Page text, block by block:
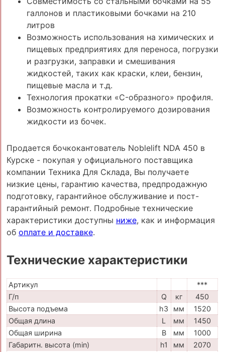
галлонов и пластиковыми бочками на 210
литров
Возможность использования на химических и
пищевых предприятиях для переноса, погрузки
и разгрузки, заправки и смешивания
жидкостей, таких как краски, клеи, бензин,
пищевые масла и т.д.
Технология прокатки «C-образного» профиля.
Возможность контролируемого дозирования
жидкости из бочек.
Продается бочкокантователь Noblelift NDA 450 в
Курске - покупая у официального поставщика
компании Техника Для Склада, Вы получаете
низкие цены, гарантию качества, предпродажную
подготовку, гарантийное обслуживание и пост-
гарантийный ремонт. Подробные технические
характеристики доступны ниже, как и информация
об оплате и доставке.
Технические характеристики
Артикул
***
Г/п
Q кг
450
Высота подъема
h3 мм
1520
Общая длина
L мм
1450
Общая ширина
B мм
1000
Габаритн. высота (min)
h1 мм
2070